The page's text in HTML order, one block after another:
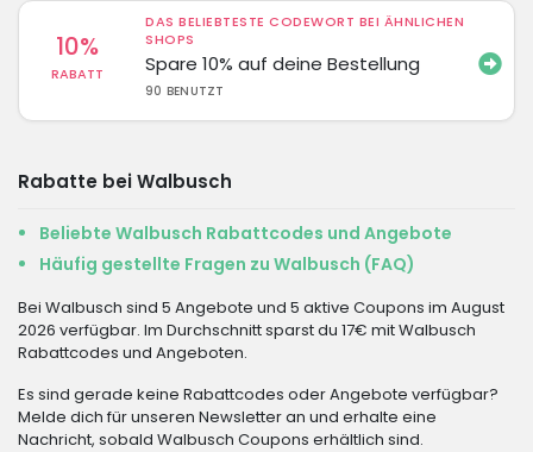
10%
RABATT
DAS BELIEBTESTE CODEWORT BEI ÄHNLICHEN
SHOPS
Spare 10% auf deine Bestellung
90 BENUTZT
Rabatte bei Walbusch
Beliebte Walbusch Rabattcodes und Angebote
Häufig gestellte Fragen zu Walbusch (FAQ)
Bei Walbusch sind 5 Angebote und 5 aktive Coupons im August
2026 verfügbar. Im Durchschnitt sparst du 17€ mit Walbusch
Rabattcodes und Angeboten.
Es sind gerade keine Rabattcodes oder Angebote verfügbar?
Melde dich für unseren Newsletter an und erhalte eine
Nachricht, sobald Walbusch Coupons erhältlich sind.